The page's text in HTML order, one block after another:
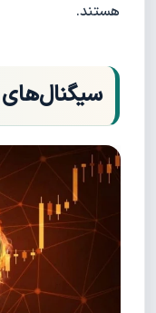
هستند.